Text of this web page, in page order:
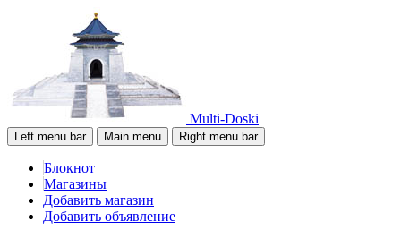
Multi-Doski
Left menu bar Main menu Right menu bar
Блокнот
Магазины
Добавить магазин
Добавить объявление